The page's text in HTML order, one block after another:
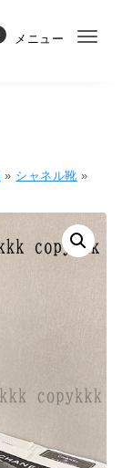
メニュー
ナ
シ
ョ
ン
» シャネル靴 »